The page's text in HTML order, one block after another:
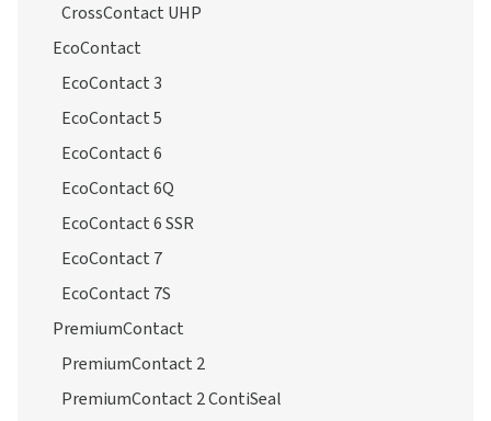
CrossContact UHP
EcoContact
EcoContact 3
EcoContact 5
EcoContact 6
EcoContact 6Q
EcoContact 6 SSR
EcoContact 7
EcoContact 7S
PremiumContact
PremiumContact 2
PremiumContact 2 ContiSeal